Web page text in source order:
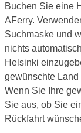
Buchen Sie eine
AFerry.
Suchmaske und
nichts
Helsinki
gewünschte
Wenn Sie Ihre
Sie aus, ob Sie
Rückfahrt